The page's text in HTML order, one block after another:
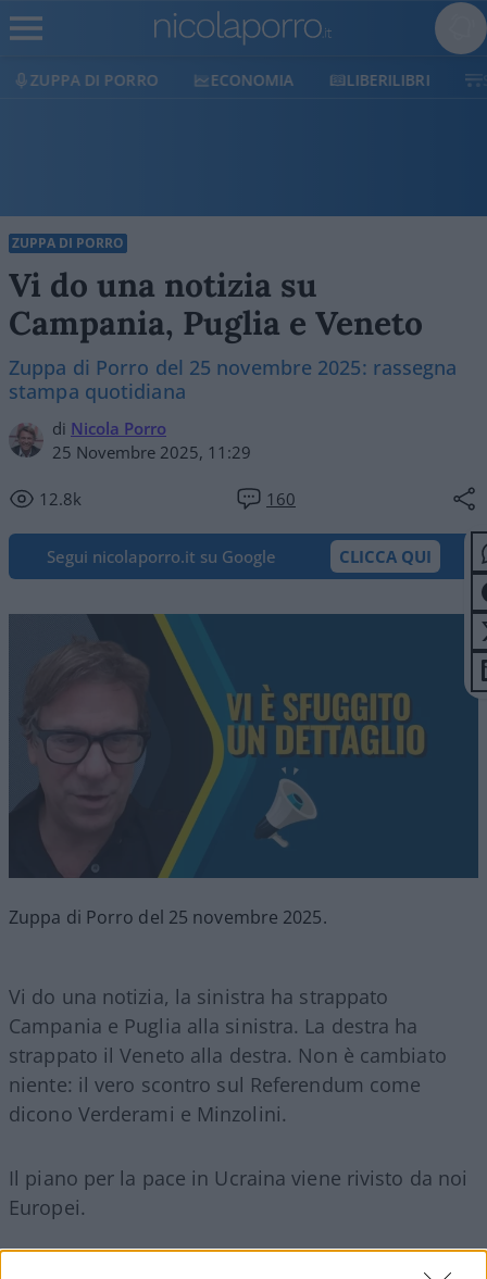
ZUPPA DI PORRO ECONOMIA LIBERILIBRI
ZUPPA DI PORRO
Vi do una notizia su
Campania, Puglia e Veneto
Zuppa di Porro del 25 novembre 2025: rassegna
stampa quotidiana
di Nicola Porro
25 Novembre 2025, 11:29
12.8k 160
Segui nicolaporro.it su Google CLICCA QUI
Zuppa di Porro del 25 novembre 2025.
Vi do una notizia, la sinistra ha strappato
Campania e Puglia alla sinistra. La destra ha
strappato il Veneto alla destra. Non è cambiato
niente: il vero scontro sul Referendum come
dicono Verderami e Minzolini.
Il piano per la pace in Ucraina viene rivisto da noi
Europei.